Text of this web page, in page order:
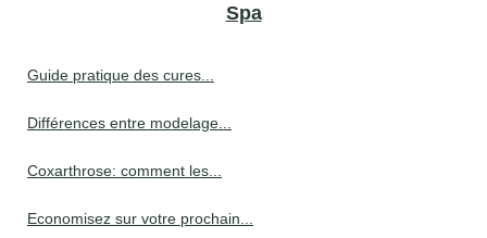
Spa
Guide pratique des cures...
Différences entre modelage...
Coxarthrose: comment les...
Economisez sur votre prochain...